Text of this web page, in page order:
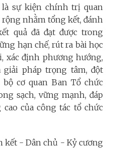
sự kiện chính trị quan
nhằm tổng kết, đánh
quả đã đạt được trong
hạn chế, rút ra bài học
xác định phương hướng,
pháp trọng tâm, đột
cơ quan Ban Tổ chức
sạch, vững mạnh, đáp
của công tác tổ chức
kết - Dân chủ - Kỷ cương